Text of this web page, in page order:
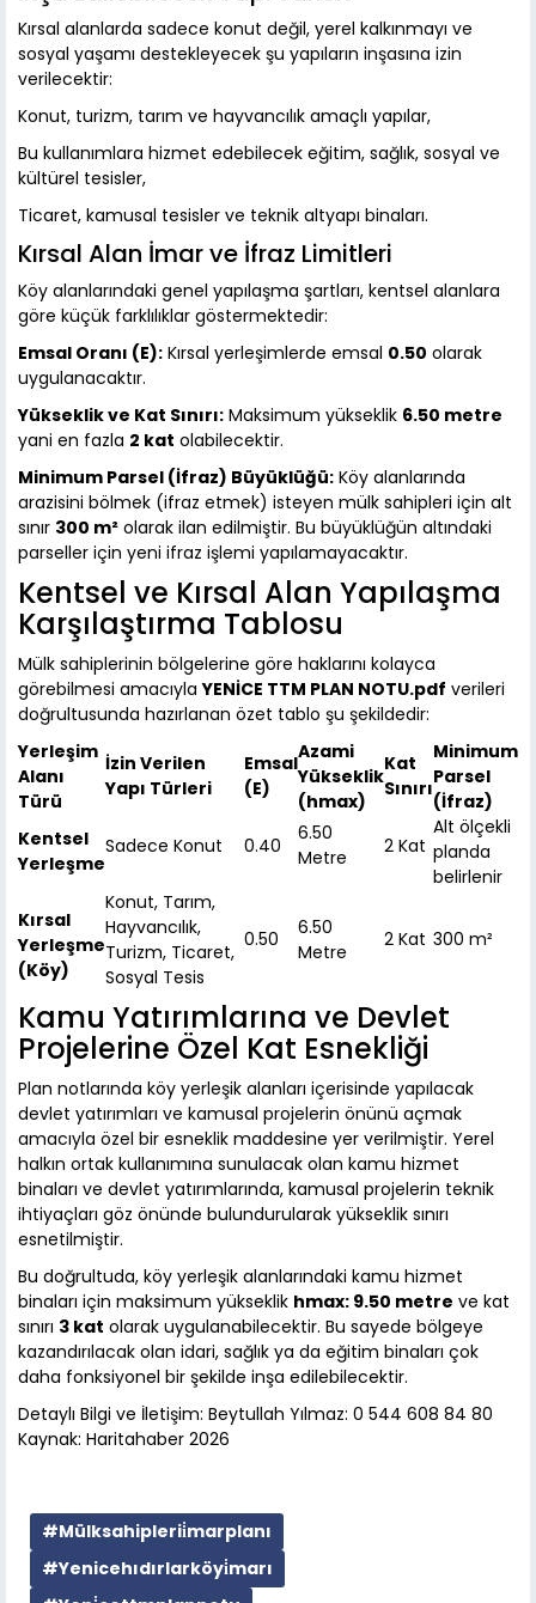
Kırsal alanlarda sadece konut değil, yerel kalkınmayı ve
sosyal yaşamı destekleyecek şu yapıların inşasına izin
verilecektir:
Konut, turizm, tarım ve hayvancılık amaçlı yapılar,
Bu kullanımlara hizmet edebilecek eğitim, sağlık, sosyal ve
kültürel tesisler,
Ticaret, kamusal tesisler ve teknik altyapı binaları.
Kırsal Alan İmar ve İfraz Limitleri
Köy alanlarındaki genel yapılaşma şartları, kentsel alanlara
göre küçük farklılıklar göstermektedir:
Emsal Oranı (E): Kırsal yerleşimlerde emsal 0.50 olarak
uygulanacaktır.
Yükseklik ve Kat Sınırı: Maksimum yükseklik 6.50 metre
yani en fazla 2 kat olabilecektir.
Minimum Parsel (İfraz) Büyüklüğü: Köy alanlarında
arazisini bölmek (ifraz etmek) isteyen mülk sahipleri için alt
sınır 300 m² olarak ilan edilmiştir. Bu büyüklüğün altındaki
parseller için yeni ifraz işlemi yapılamayacaktır.
Kentsel ve Kırsal Alan Yapılaşma
Karşılaştırma Tablosu
Mülk sahiplerinin bölgelerine göre haklarını kolayca
görebilmesi amacıylaYENİCE TTM PLAN NOTU.pdf verileri
doğrultusunda hazırlanan özet tablo şu şekildedir:
Yerleşim
Alanı
Türü
İzin Verilen
Yapı Türleri
Emsal
(E)
Azami
Yükseklik
(hmax)
Kat
Sınırı
Minimum
Parsel
(İfraz)
Kentsel
Yerleşme
Sadece Konut 0.40
6.50
Metre
2 Kat
Alt ölçekli
planda
belirlenir
Kırsal
Yerleşme
(Köy)
Konut, Tarım,
Hayvancılık,
Turizm, Ticaret,
Sosyal Tesis
0.50
6.50
Metre
2 Kat 300 m²
Kamu Yatırımlarına ve Devlet
Projelerine Özel Kat Esnekliği
Plan notlarında köy yerleşik alanları içerisinde yapılacak
devlet yatırımları ve kamusal projelerin önünü açmak
amacıyla özel bir esneklik maddesine yer verilmiştir. Yerel
halkın ortak kullanımına sunulacak olan kamu hizmet
binaları ve devlet yatırımlarında, kamusal projelerin teknik
ihtiyaçları göz önünde bulundurularak yükseklik sınırı
esnetilmiştir.
Bu doğrultuda, köy yerleşik alanlarındaki kamu hizmet
binaları için maksimum yükseklik hmax: 9.50 metre ve kat
sınırı 3 kat olarak uygulanabilecektir. Bu sayede bölgeye
kazandırılacak olan idari, sağlık ya da eğitim binaları çok
daha fonksiyonel bir şekilde inşa edilebilecektir.
Detaylı Bilgi ve İletişim: Beytullah Yılmaz: 0 544 608 84 80
Kaynak: Haritahaber 2026
#Mülksahiplerii̇marplanı
#Yenicehıdırlarköyi̇marı